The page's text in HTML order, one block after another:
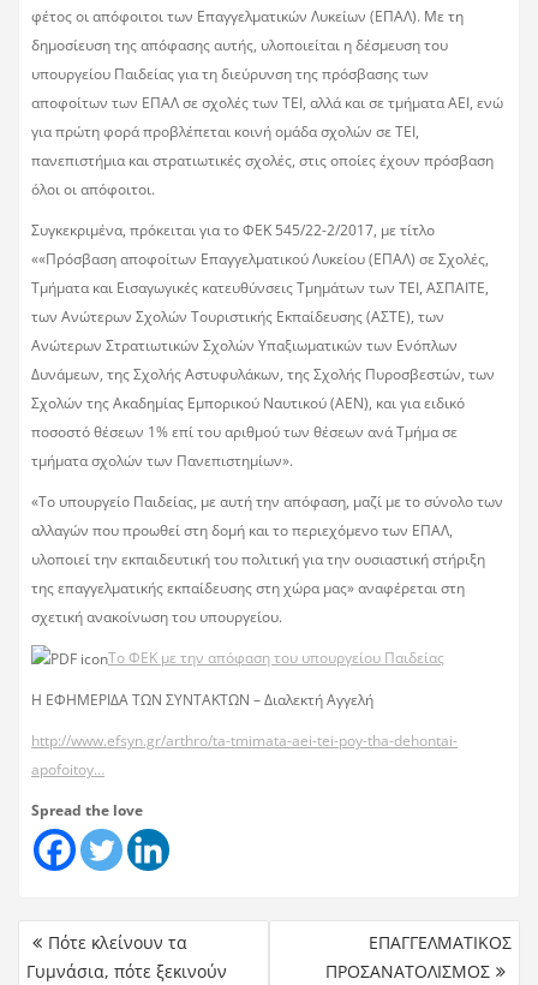
φέτος οι απόφοιτοι των Επαγγελματικών Λυκείων (ΕΠΑΛ). Με τη
δημοσίευση της απόφασης αυτής, υλοποιείται η δέσμευση του
υπουργείου Παιδείας για τη διεύρυνση της πρόσβασης των
αποφοίτων των ΕΠΑΛ σε σχολές των ΤΕΙ, αλλά και σε τμήματα ΑΕΙ, ενώ
για πρώτη φορά προβλέπεται κοινή ομάδα σχολών σε ΤΕΙ,
πανεπιστήμια και στρατιωτικές σχολές, στις οποίες έχουν πρόσβαση
όλοι οι απόφοιτοι.
Συγκεκριμένα, πρόκειται για το ΦΕΚ 545/22-2/2017, με τίτλο
««Πρόσβαση αποφοίτων Επαγγελματικού Λυκείου (ΕΠΑΛ) σε Σχολές,
Τμήματα και Εισαγωγικές κατευθύνσεις Τμημάτων των ΤΕΙ, ΑΣΠΑΙΤΕ,
των Ανώτερων Σχολών Τουριστικής Εκπαίδευσης (ΑΣΤΕ), των
Ανώτερων Στρατιωτικών Σχολών Υπαξιωματικών των Ενόπλων
Δυνάμεων, της Σχολής Αστυφυλάκων, της Σχολής Πυροσβεστών, των
Σχολών της Ακαδημίας Εμπορικού Ναυτικού (ΑΕΝ), και για ειδικό
ποσοστό θέσεων 1% επί του αριθμού των θέσεων ανά Τμήμα σε
τμήματα σχολών των Πανεπιστημίων».
«Το υπουργείο Παιδείας, με αυτή την απόφαση, μαζί με το σύνολο των
αλλαγών που προωθεί στη δομή και το περιεχόμενο των ΕΠΑΛ,
υλοποιεί την εκπαιδευτική του πολιτική για την ουσιαστική στήριξη
της επαγγελματικής εκπαίδευσης στη χώρα μας» αναφέρεται στη
σχετική ανακοίνωση του υπουργείου.
Το ΦΕΚ με την απόφαση του υπουργείου Παιδείας
Η ΕΦΗΜΕΡΙΔΑ ΤΩΝ ΣΥΝΤΑΚΤΩΝ – Διαλεκτή Αγγελή
http://www.efsyn.gr/arthro/ta-tmimata-aei-tei-poy-tha-dehontai-
apofoitoy…
Spread the love
Πότε κλείνουν τα
Γυμνάσια, πότε ξεκινούν
ΕΠΑΓΓΕΛΜΑΤΙΚΟΣ
ΠΡΟΣΑΝΑΤΟΛΙΣΜΟΣ